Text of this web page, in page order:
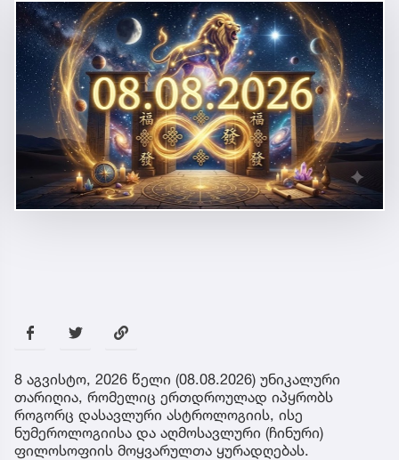
8 აგვისტო, 2026 წელი (08.08.2026) უნიკალური
თარიღია, რომელიც ერთდროულად იპყრობს
როგორც დასავლური ასტროლოგიის, ისე
ნუმეროლოგიისა და აღმოსავლური (ჩინური)
ფილოსოფიის მოყვარულთა ყურადღებას.